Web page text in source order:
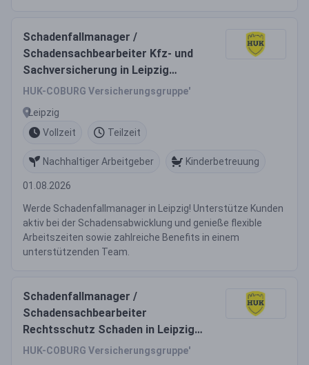
Schadenfallmanager /
Schadensachbearbeiter Kfz- und
Sachversicherung in Leipzig
(w/m/d)
HUK-COBURG Versicherungsgruppe'
Leipzig
Vollzeit
Teilzeit
Nachhaltiger Arbeitgeber Kinderbetreuung
01.08.2026
Werde Schadenfallmanager in Leipzig! Unterstütze Kunden
aktiv bei der Schadensabwicklung und genieße flexible
Arbeitszeiten sowie zahlreiche Benefits in einem
unterstützenden Team.
Schadenfallmanager /
Schadensachbearbeiter
Rechtsschutz Schaden in Leipzig
(w/m/d)
HUK-COBURG Versicherungsgruppe'